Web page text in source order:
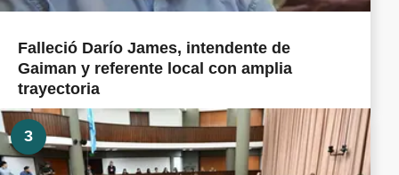
Falleció Darío James, intendente de
Gaiman y referente local con amplia
trayectoria
3